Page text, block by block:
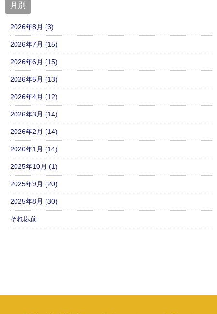
月別
2026年8月 (3)
2026年7月 (15)
2026年6月 (15)
2026年5月 (13)
2026年4月 (12)
2026年3月 (14)
2026年2月 (14)
2026年1月 (14)
2025年10月 (1)
2025年9月 (20)
2025年8月 (30)
それ以前